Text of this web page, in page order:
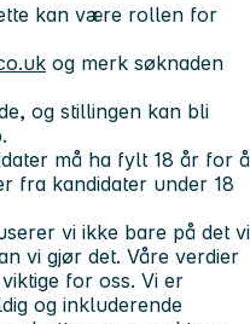
kan være rollen for
og merk søknaden
og stillingen kan bli
må ha fylt 18 år for å
fra kandidater under 18
vi ikke bare på det vi
vi gjør det. Våre verdier
for oss. Vi er
og inkluderende